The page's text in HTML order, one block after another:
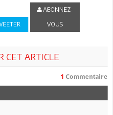
ABONNEZ-
VOUS
CET ARTICLE
1 Commentaire